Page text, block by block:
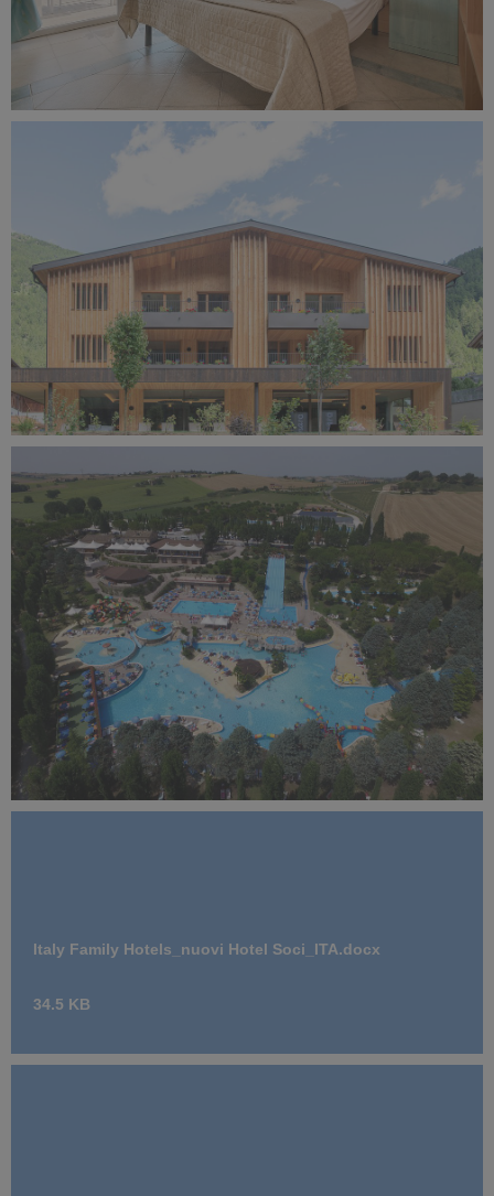
La Buca del Gatto 23 - camere - 15.jpg
Linara Mountain Family Stay.jpg
335 KB
Centro Vacanze Verde Azzurro.JPG
Italy Family Hotels_nuovi Hotel Soci_ITA.docx
34.5 KB